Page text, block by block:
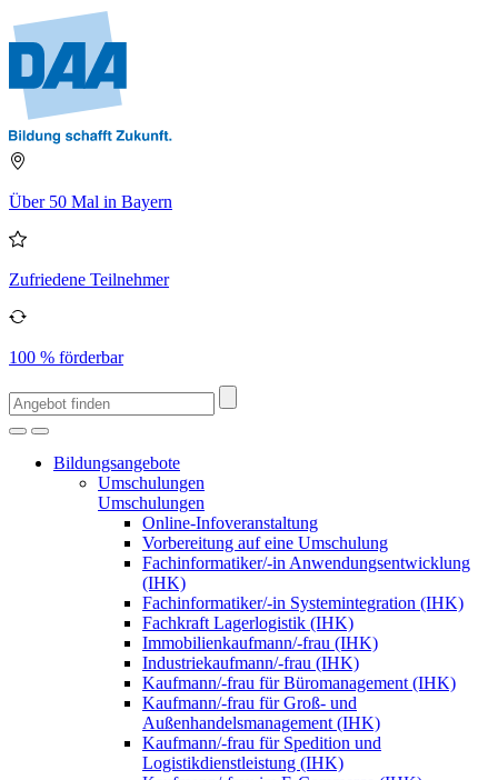
Über 50 Mal in Bayern
Zufriedene Teilnehmer
100 % förderbar
Bildungsangebote
Umschulungen
Umschulungen
Online-Infoveranstaltung
Vorbereitung auf eine Umschulung
Fachinformatiker/-in Anwendungsentwicklung
(IHK)
Fachinformatiker/-in Systemintegration (IHK)
Fachkraft Lagerlogistik (IHK)
Immobilienkaufmann/-frau (IHK)
Industriekaufmann/-frau (IHK)
Kaufmann/-frau für Büromanagement (IHK)
Kaufmann/-frau für Groß- und
Außenhandelsmanagement (IHK)
Kaufmann/-frau für Spedition und
Logistikdienstleistung (IHK)